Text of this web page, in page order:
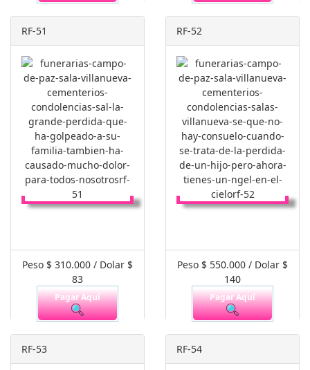
RF-51
Peso $ 310.000 / Dolar $
83
Pagar Aquí
RF-52
Peso $ 550.000 / Dolar $
140
Pagar Aquí
RF-53 RF-54